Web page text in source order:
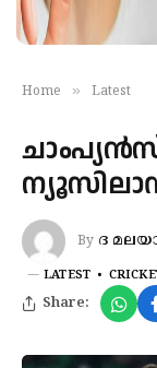
Home » Latest
ചാംപ്യൻസ്
By ദ
LATEST
Share: